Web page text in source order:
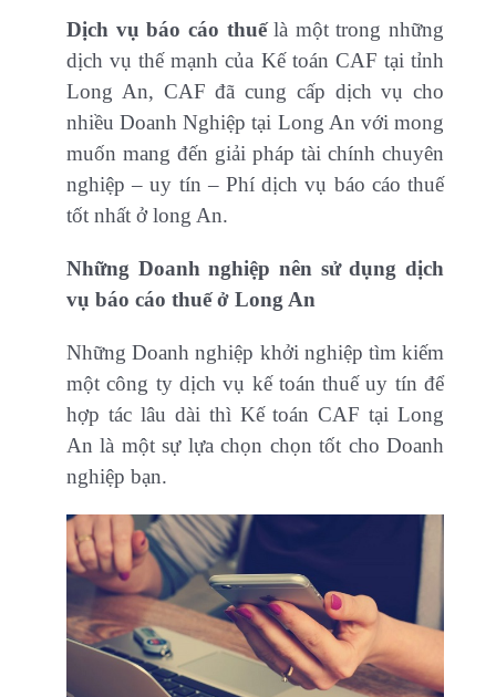
Dịch vụ báo cáo thuếlà một trong những
dịch vụ thế mạnh của Kế toán CAF tại tỉnh
Long An, CAF đã cung cấp dịch vụ cho
nhiều Doanh Nghiệp tại Long An với mong
muốn mang đến giải pháp tài chính chuyên
nghiệp – uy tín – Phí dịch vụ báo cáo thuế
tốt nhất ở long An.
Những Doanh nghiệp nên sử dụng dịch
vụ báo cáo thuế ở Long An
Những Doanh nghiệp khởi nghiệp tìm kiếm
một công ty dịch vụ kế toán thuế uy tín để
hợp tác lâu dài thì Kế toán CAF tại Long
An là một sự lựa chọn chọn tốt cho Doanh
nghiệp bạn.